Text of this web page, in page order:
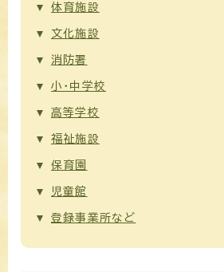
体育施設
文化施設
消防署
小・中学校
高等学校
福祉施設
保育園
児童館
登録事業所など